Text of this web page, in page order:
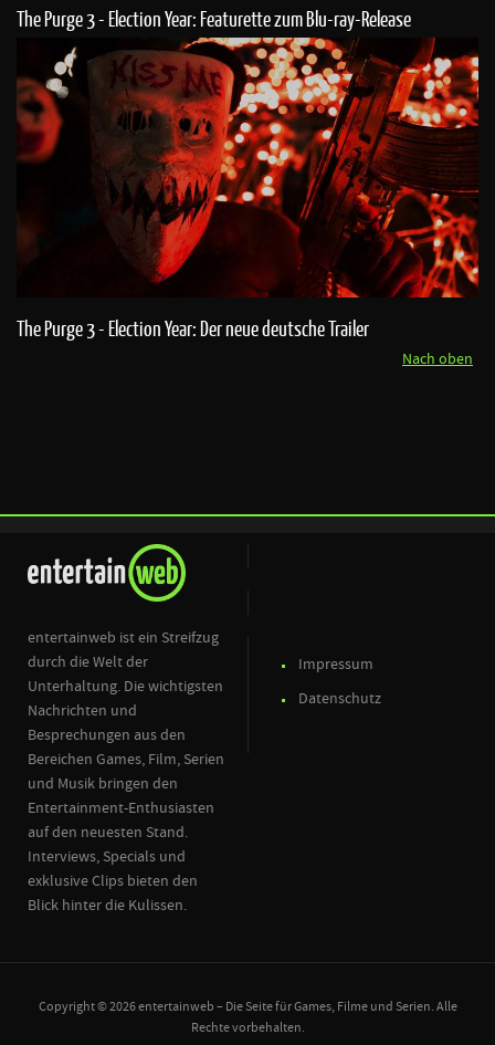
The Purge 3 - Election Year: Featurette zum Blu-ray-Release
The Purge 3 - Election Year: Der neue deutsche Trailer
Nach oben
entertainweb ist ein Streifzug
durch die Welt der
Unterhaltung. Die wichtigsten
Nachrichten und
Besprechungen aus den
Bereichen Games, Film, Serien
und Musik bringen den
Entertainment-Enthusiasten
auf den neuesten Stand.
Interviews, Specials und
exklusive Clips bieten den
Blick hinter die Kulissen.
Impressum
Datenschutz
Copyright © 2026 entertainweb – Die Seite für Games, Filme und Serien. Alle
Rechte vorbehalten.